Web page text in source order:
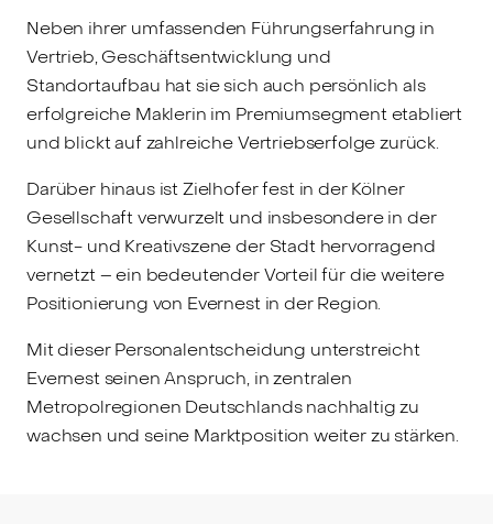
Neben ihrer umfassenden Führungserfahrung in
Vertrieb, Geschäftsentwicklung und
Standortaufbau hat sie sich auch persönlich als
erfolgreiche Maklerin im Premiumsegment etabliert
und blickt auf zahlreiche Vertriebserfolge zurück.
Darüber hinaus ist Zielhofer fest in der Kölner
Gesellschaft verwurzelt und insbesondere in der
Kunst- und Kreativszene der Stadt hervorragend
vernetzt – ein bedeutender Vorteil für die weitere
Positionierung von Evernest in der Region.
Mit dieser Personalentscheidung unterstreicht
Evernest seinen Anspruch, in zentralen
Metropolregionen Deutschlands nachhaltig zu
wachsen und seine Marktposition weiter zu stärken.